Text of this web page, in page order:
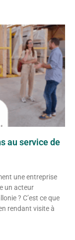
au service de
une entreprise
un acteur
? C’est ce que
rendant visite à